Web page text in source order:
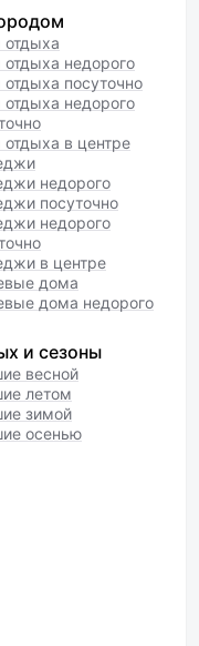
отдыха
отдыха недорого
отдыха посуточно
отдыха недорого
отдыха в центре
недорого
посуточно
недорого
в центре
дома
дома недорого
и сезоны
весной
летом
зимой
осенью